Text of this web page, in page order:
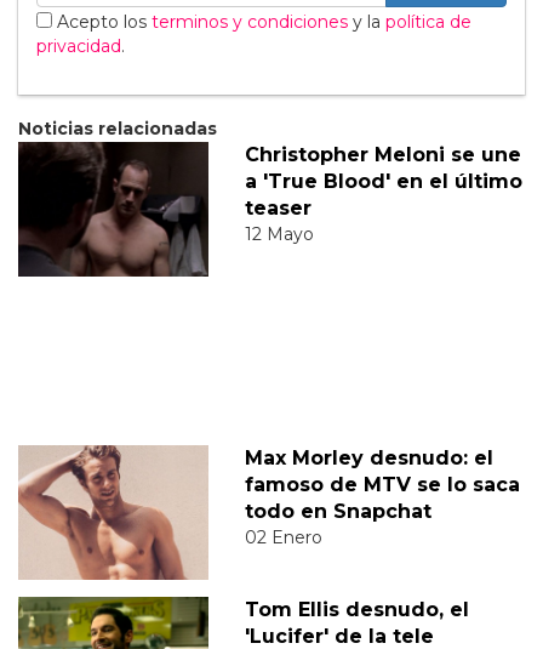
Acepto los terminos y condiciones y la política de
privacidad.
Noticias relacionadas
Christopher Meloni se une
a 'True Blood' en el último
teaser
12 Mayo
Max Morley desnudo: el
famoso de MTV se lo saca
todo en Snapchat
02 Enero
Tom Ellis desnudo, el
'Lucifer' de la tele